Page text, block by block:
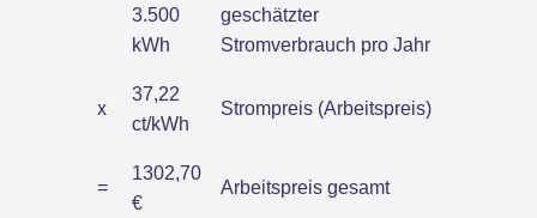
3.500
kWh
geschätzter
Stromverbrauch pro Jahr
x
37,22
ct/kWh
Strompreis (Arbeitspreis)
=
1302,70
€
Arbeitspreis gesamt